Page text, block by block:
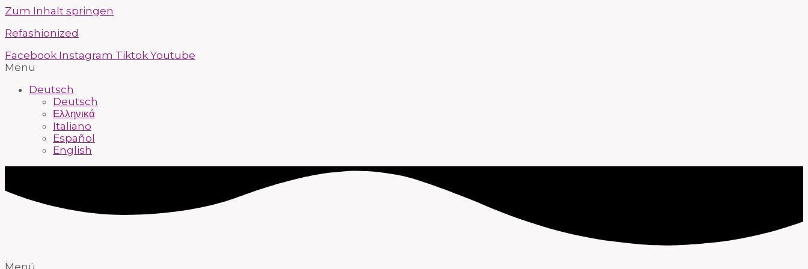
Zum Inhalt springen
Refashionized
Facebook Instagram Tiktok Youtube
Menü
Deutsch
Deutsch
Ελληνικά
Italiano
Español
English
Menü